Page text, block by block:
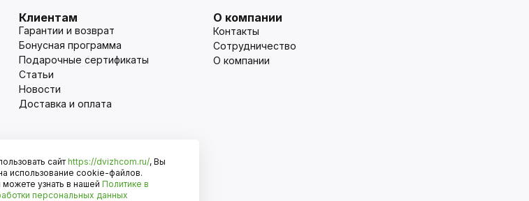
Клиентам
Гарантии и возврат
Бонусная программа
Подарочные сертификаты
Статьи
Новости
Доставка и оплата
О компании
Контакты
Сотрудничество
О компании
Оплата
сайт https://dvizhcom.ru/, Вы
использование cookie-файлов.
узнать в нашей Политике в
персональных данных